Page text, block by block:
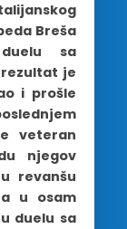
Breša
sa
rezultat je
i prošle
veteran
njegov
revanšu
u osam
duelu sa